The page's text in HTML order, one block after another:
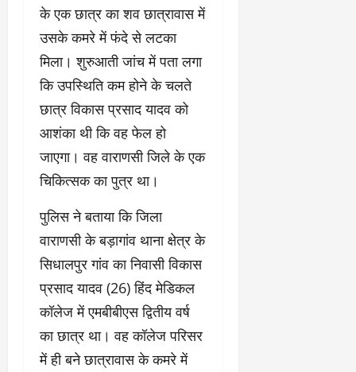
के एक छात्र का शव छात्रावास में
उसके कमरे में फंदे से लटका
मिला। शुरुआती जांच में पता लगा
कि उपस्थिति कम होने के चलते
छात्र विकास प्रसाद यादव को
आशंका थी कि वह फेल हो
जाएगा। वह वाराणसी जिले के एक
चिकित्सक का पुत्र था।
पुलिस ने बताया कि जिला
वाराणसी के बड़ागांव थाना क्षेत्र के
सिधालपुर गांव का निवासी विकास
प्रसाद यादव (26) हिंद मेडिकल
कॉलेज में एमबीबीएस द्वितीय वर्ष
का छात्र था। वह कॉलेज परिसर
में ही बने छात्रावास के कमरे में